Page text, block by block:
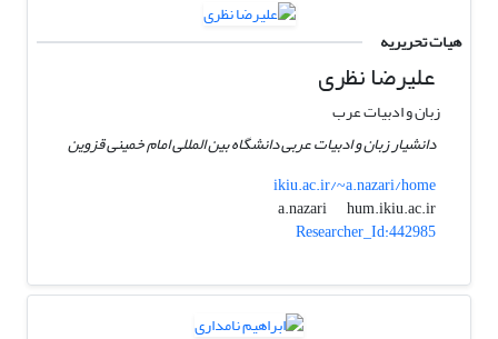
هیات تحریریه
علیرضا نظری
زبان و ادبیات عرب
دانشیار زبان و ادبیات عربی دانشگاه بین المللی امام خمینی قزوین
ikiu.ac.ir/~a.nazari/home
a.nazari
hum.ikiu.ac.ir
Researcher_Id:442985